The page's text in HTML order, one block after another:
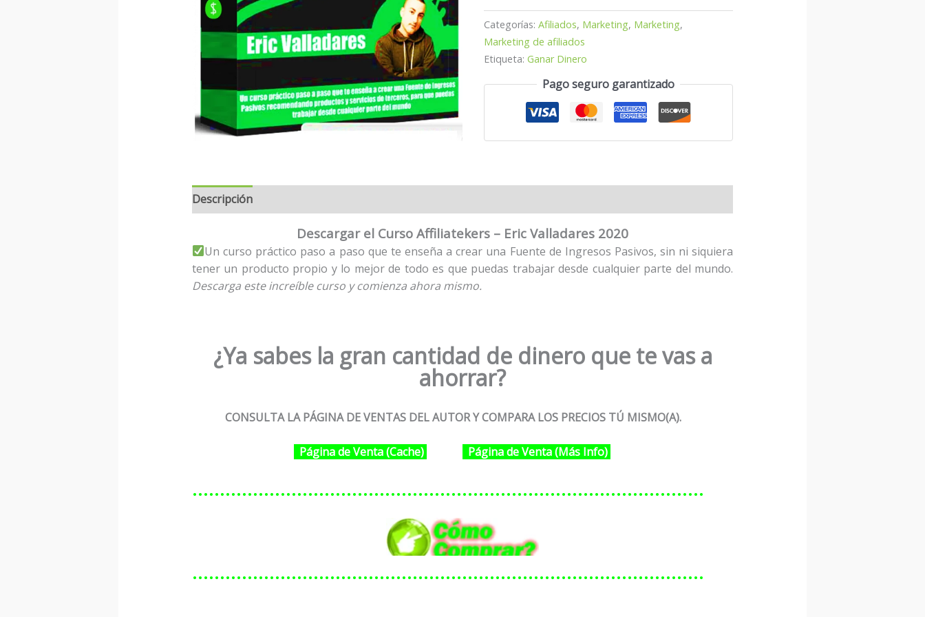
Categorías:Afiliados, Marketing, Marketing,
Marketing de afiliados
Etiqueta:Ganar Dinero
Pago seguro garantizado
Descripción
Descargar el Curso Affiliatekers – Eric Valladares 2020
Un curso práctico paso a paso que te enseña a crear una Fuente de Ingresos Pasivos, sin ni siquiera
tener un producto propio y lo mejor de todo es que puedas trabajar desde cualquier parte del mundo.
Descarga este increíble curso y comienza ahora mismo.
¿Ya sabes la gran cantidad de dinero que te vas a
ahorrar?
CONSULTA LA PÁGINA DE VENTAS DEL AUTOR Y COMPARA LOS PRECIOS TÚ MISMO(A).
Página de Venta (Cache) Página de Venta (Más Info)
…………………………………………………………………………………
…………………………………………………………………………………